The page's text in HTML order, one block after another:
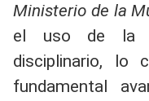
Ministerio de la
el uso de la
disciplinario, lo
fundamental